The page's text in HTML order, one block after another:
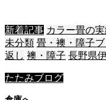
新着記事 カラー畳の
未分類 畳・襖・障子
返し 襖・障子 長野県
たたみブログ